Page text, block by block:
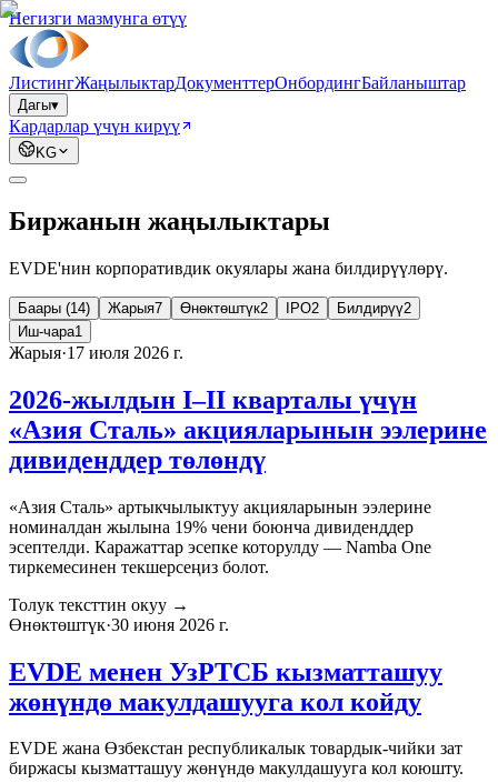
Негизги мазмунга өтүү
ЛистингЖаңылыктарДокументтерОнбордингБайланыштар
Дагы▾
Кардарлар үчүн кирүү
KG
Биржанын жаңылыктары
EVDE'нин корпоративдик окуялары жана билдирүүлөрү.
Баары (14) Жарыя7 Өнөктөштүк2 IPO2 Билдирүү2
Иш-чара1
Жарыя·17 июля 2026 г.
2026-жылдын I–II кварталы үчүн
«Азия Сталь» акцияларынын ээлерине
дивиденддер төлөндү
«Азия Сталь» артыкчылыктуу акцияларынын ээлерине
номиналдан жылына 19% чени боюнча дивиденддер
эсептелди. Каражаттар эсепке которулду — Namba One
тиркемесинен текшерсеңиз болот.
Толук тексттин окуу →
Өнөктөштүк·30 июня 2026 г.
EVDE менен УзРТСБ кызматташуу
жөнүндө макулдашууга кол койду
EVDE жана Өзбекстан республикалык товардык‑чийки зат
биржасы кызматташуу жөнүндө макулдашууга кол коюшту.